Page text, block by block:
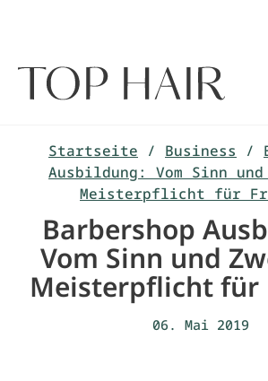
Startseite / Business /
Ausbildung: Vom Sinn
Meisterpflicht für
Barbershop
Vom Sinn und
Meisterpflicht für
06. Mai 2019